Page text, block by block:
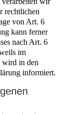
rechtlichen
von Art. 6
kann ferner
nach Art. 6
im
wird in den
informiert.